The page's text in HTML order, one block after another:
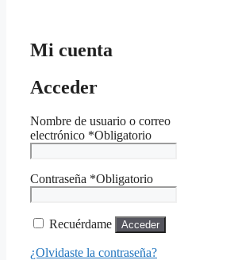
Mi cuenta
Acceder
Nombre de usuario o correo
electrónico *Obligatorio
Contraseña *Obligatorio
Recuérdame Acceder
¿Olvidaste la contraseña?